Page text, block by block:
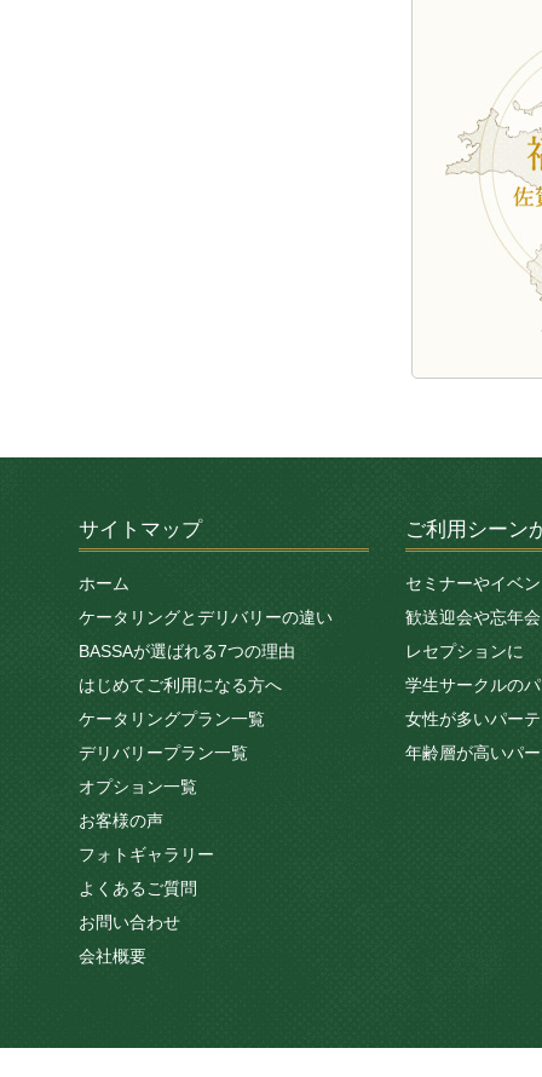
ご利用シーン
セミナーやイベ
歓送迎会や忘年
レセプションに
学生サークルの
女性が多いパー
年齢層が高いパ
サイトマップ
ホーム
ケータリングとデリバリーの違い
BASSAが選ばれる7つの理由
はじめてご利用になる方へ
ケータリングプラン一覧
デリバリープラン一覧
オプション一覧
お客様の声
フォトギャラリー
よくあるご質問
お問い合わせ
会社概要